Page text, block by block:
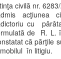
civilă nr.
acţiunea
cu
de R. L.
că părţile
în litigiu.